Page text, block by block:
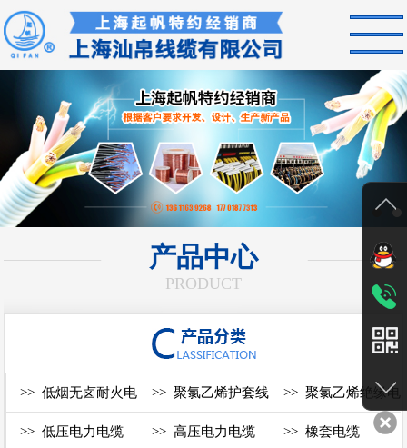
网站首页
产品展示
新闻动态
淘宝官方旗舰店
在线留言
产品中心
PRODUCT
>> 低烟无卤耐火电
线
>> 聚氯乙烯护套线
（一般常用电线2）
>> 聚氯乙烯绝缘电
线(一般常用电线1）
>> 低压电力电缆 >> 高压电力电缆 >> 橡套电缆